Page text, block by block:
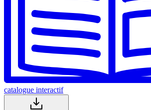
catalogue interactif